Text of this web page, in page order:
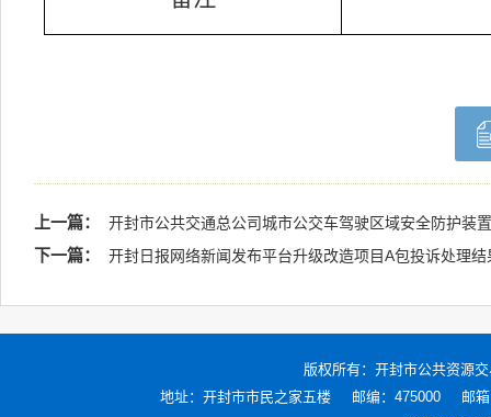
上一篇： 开封市公共交通总公司城市公交车驾驶区域安全防护装
下一篇： 开封日报网络新闻发布平台升级改造项目A包投诉处理结
版权所有： 开封市公共资源
地址：开封市市民之家五楼
邮编：475000
邮